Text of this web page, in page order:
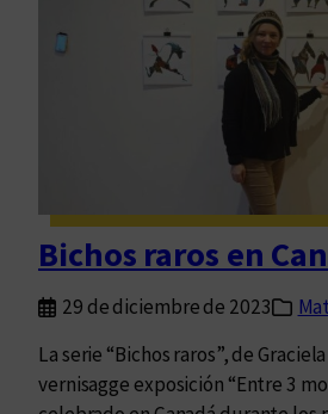
Bichos raros en
29 de diciembre de 2023
La serie “Bichos raros”, de
vernisagge exposición “Entre 3